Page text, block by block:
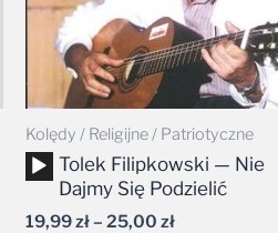
Kolędy / Religijne / Patriotyczne
Odtwarzacz
plików
dźwiękowych
Tolek Filipkowski — Nie
Dajmy Się Podzielić
19,99zł– 25,00 zł